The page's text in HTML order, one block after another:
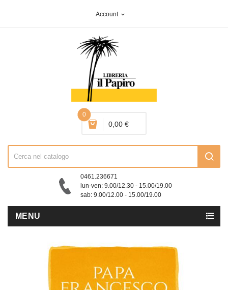
Account expand_more
0
0,00 €
0461.236671
lun-ven: 9.00/12.30 - 15.00/19.00
sab: 9.00/12.00 - 15.00/19.00
MENU